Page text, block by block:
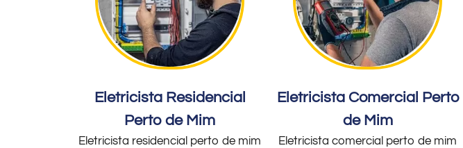
Eletricista Residencial
Perto de Mim
Eletricista residencial perto de mim
Eletricista Comercial Perto
de Mim
Eletricista comercial perto de mim